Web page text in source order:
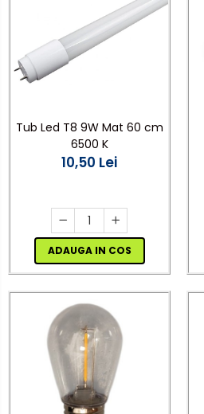
Tub Led T8 9W Mat 60 cm
6500 K
10,50 Lei
ADAUGA IN COS